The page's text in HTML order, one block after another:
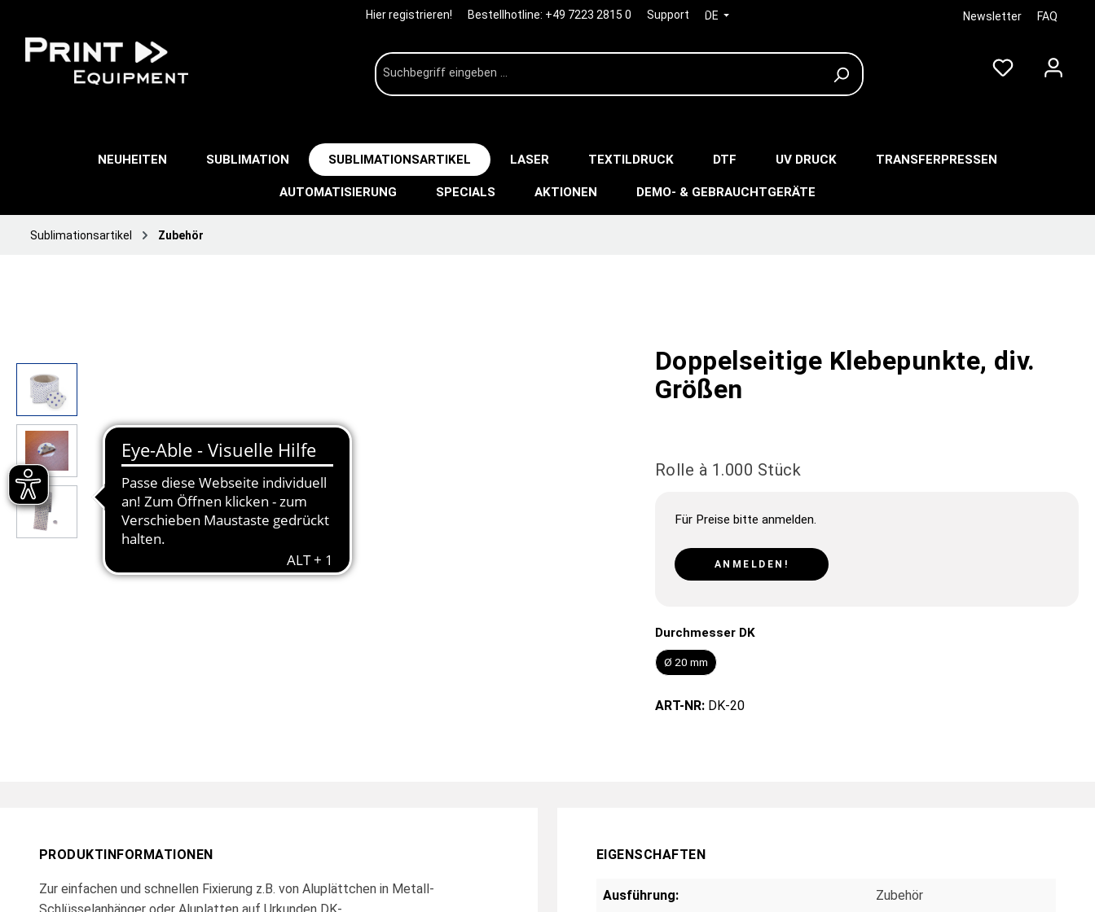
Hier registrieren! Bestellhotline: +49 7223 2815 0 Support DE Newsletter FAQ
NEUHEITEN SUBLIMATION SUBLIMATIONSARTIKEL LASER TEXTILDRUCK DTF UV DRUCK TRANSFERPRESSEN
AUTOMATISIERUNG SPECIALS AKTIONEN DEMO- & GEBRAUCHTGERÄTE
Sublimationsartikel Zubehör
Doppelseitige Klebepunkte, div.
Größen
Rolle à 1.000 Stück
Für Preise bitte anmelden.
ANMELDEN!
Durchmesser DK
Ø 20 mm
ART-NR: DK-20
PRODUKTINFORMATIONEN
Zur einfachen und schnellen Fixierung z.B. von Aluplättchen in Metall-
EIGENSCHAFTEN
Ausführung: Zubehör